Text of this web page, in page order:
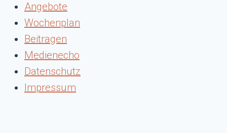
Angebote
Wochenplan
Beitragen
Medienecho
Datenschutz
Impressum